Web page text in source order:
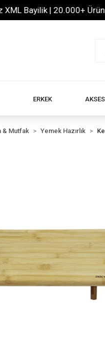
Bayilik | 20.000+ Ürün | 7/
ERKEK
& Mutfak Yemek Hazırlık